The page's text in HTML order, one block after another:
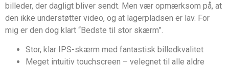
billeder, der dagligt bliver sendt. Men vær opmærksom på, at
den ikke understøtter video, og at lagerpladsen er lav. For
mig er den dog klart “Bedste til stor skærm”.
Stor, klar IPS-skærm med fantastisk billedkvalitet
Meget intuitiv touchscreen – velegnet til alle aldre